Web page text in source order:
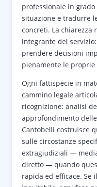
professionale in
situazione e tradurre
concreti. La chiarezza
integrante del
prendere decisioni
pienamente le
Ogni fattispecie in
cammino legale
ricognizione: analisi
approfondimento
Cantobelli costruisce
sulle circostanze
extragiudiziali —
diretto — quando
rapida ed efficace. Se